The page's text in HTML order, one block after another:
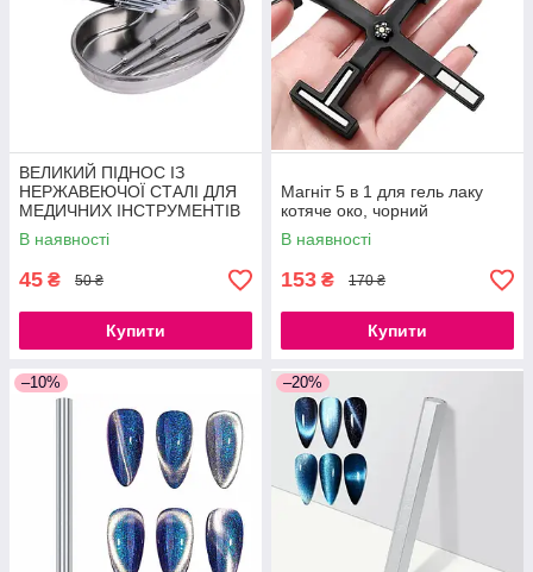
ВЕЛИКИЙ ПІДНОС ІЗ
НЕРЖАВЕЮЧОЇ СТАЛІ ДЛЯ
МЕДИЧНИХ ІНСТРУМЕНТІВ
21СМ
В наявності
45 ₴ 50 ₴
Купити
Магніт 5 в 1 для гель лаку
котяче око, чорний
В наявності
153 ₴ 170 ₴
Купити
–10% –20%